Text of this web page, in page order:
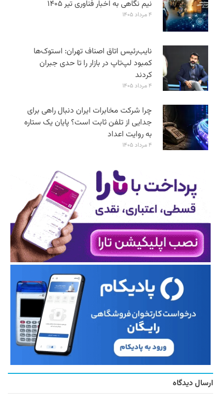
نیم نگاهی به اخبار فناوری تیر ۱۴۰۵
۴ مرداد ۱۴۰۵
نایب‌رئیس اتاق اصناف تهران: استوک‌ها
کمبود لپ‌تاپ در بازار را تا حدی جبران
کردند
۴ مرداد ۱۴۰۵
چرا شرکت مخابرات ایران دنبال راهی برای
جدایی از تلفن ثابت است؟ پایان یک ستاره
به روایت اعداد
۴ مرداد ۱۴۰۵
ارسال دیدگاه